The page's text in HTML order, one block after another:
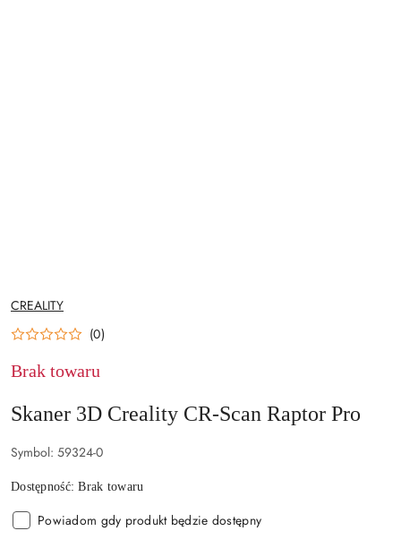
NAZWA
PRODUCENTA:
CREALITY
(0)
Brak towaru
Skaner 3D Creality CR-Scan Raptor Pro
Symbol: 59324-0
Dostępność:Brak towaru
Powiadom gdy produkt będzie dostępny